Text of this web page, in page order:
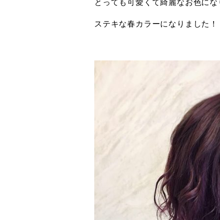
とっても可愛くて綺麗なお色にな
ステキな春カラーになりました！